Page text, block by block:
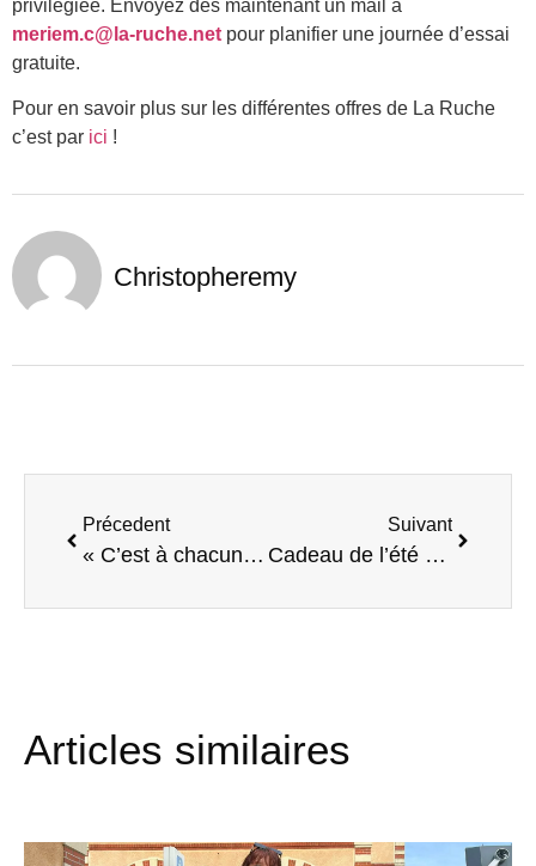
privilégiée. Envoyez dès maintenant un mail à
meriem.c@la-ruche.net pour planifier une journée d’essai
gratuite.
Pour en savoir plus sur les différentes offres de La Ruche
c’est par ici !
Christopheremy
Précedent
« C’est à chacun de construire le monde qu’il souhaite voir en mouvement »
Suivant
Cadeau de l’été d’une coworkeuse
Articles similaires